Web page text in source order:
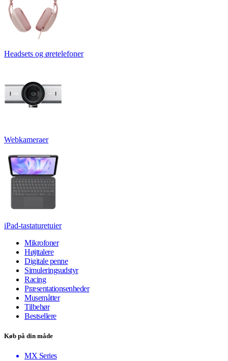
Headsets og øretelefoner
Webkameraer
iPad-tastaturetuier
Mikrofoner
Højttalere
Digitale penne
Simuleringsudstyr
Racing
Præsentationsenheder
Musemåtter
Tilbehør
Bestsellere
Køb på din måde
MX Series